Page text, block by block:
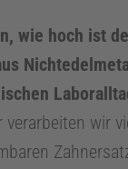
wie hoch ist
verarbeiten wir